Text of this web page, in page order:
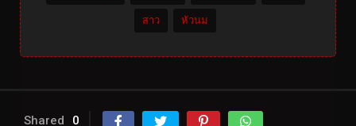
สาว หัวนม
Shared 0